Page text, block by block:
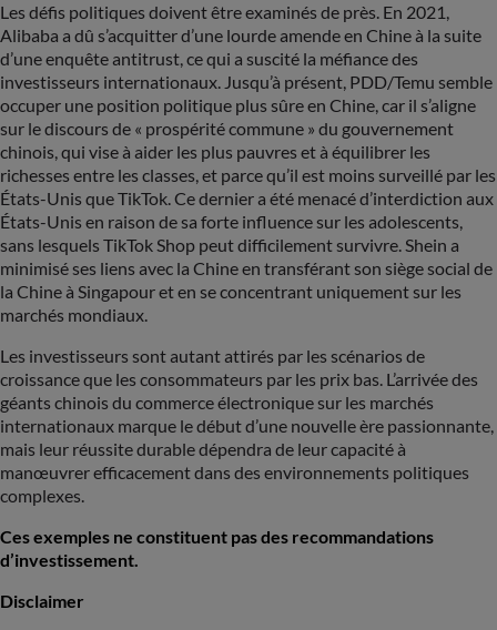
Les défis politiques doivent être examinés de près. En 2021,
Alibaba a dû s’acquitter d’une lourde amende en Chine à la suite
d’une enquête antitrust, ce qui a suscité la méfiance des
investisseurs internationaux. Jusqu’à présent, PDD/Temu semble
occuper une position politique plus sûre en Chine, car il s’aligne
sur le discours de « prospérité commune » du gouvernement
chinois, qui vise à aider les plus pauvres et à équilibrer les
richesses entre les classes, et parce qu’il est moins surveillé par les
États-Unis que TikTok. Ce dernier a été menacé d’interdiction aux
États-Unis en raison de sa forte influence sur les adolescents,
sans lesquels TikTok Shop peut difficilement survivre. Shein a
minimisé ses liens avec la Chine en transférant son siège social de
la Chine à Singapour et en se concentrant uniquement sur les
marchés mondiaux.
Les investisseurs sont autant attirés par les scénarios de
croissance que les consommateurs par les prix bas. L’arrivée des
géants chinois du commerce électronique sur les marchés
internationaux marque le début d’une nouvelle ère passionnante,
mais leur réussite durable dépendra de leur capacité à
manœuvrer efficacement dans des environnements politiques
complexes.
Ces exemples ne constituent pas des recommandations
d’investissement.
Disclaimer